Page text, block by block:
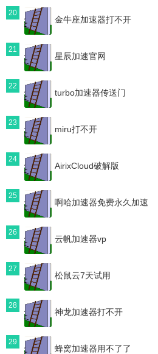
20
金牛座加速器打不开
21
星辰加速官网
22
turbo加速器传送门
23
miru打不开
24
AirixCloud破解版
25
啊哈加速器免费永久加速
26
云帆加速器vp
27
松鼠云7天试用
28
神龙加速器打不开
29
蜂窝加速器用不了了